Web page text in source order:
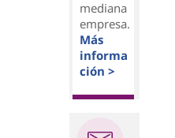
mediana
empresa.
Más
informa
ción >